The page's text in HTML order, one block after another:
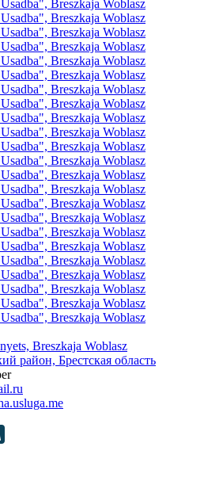
Breszkaja Woblasz
район, Брестская область